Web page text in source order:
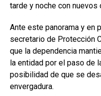
tarde y noche con
Ante este panorama y en
secretario de Protección
que la dependencia
la entidad por el paso de
posibilidad de que se
envergadura.